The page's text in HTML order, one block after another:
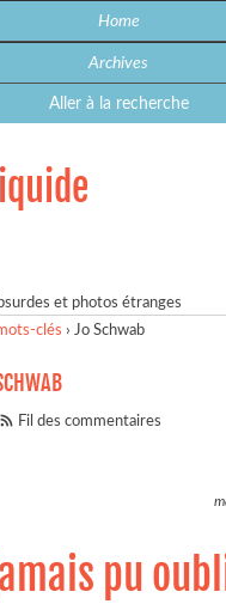
Home
Archives
Aller à la recherche
et photos étranges
clés ›Jo Schwab
Fil des commentaires
pu